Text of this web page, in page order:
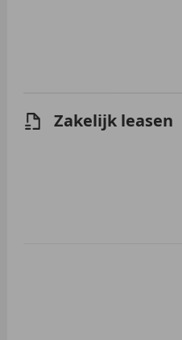
Zakelijk leasen